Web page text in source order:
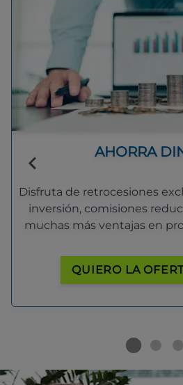
AHORRA
Disfruta de retrocesiones
inversión, comisiones
muchas más ventajas en
QUIERO LA